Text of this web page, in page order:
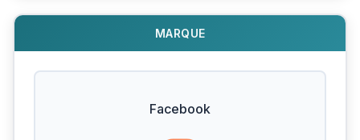
MARQUE
Facebook